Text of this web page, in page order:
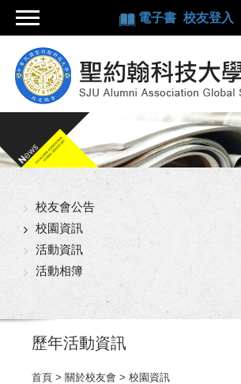
電子書 校友登入
校友會公告
校園資訊
活動資訊
活動相簿
歷年活動資訊
首頁 > 關於校友會 > 校園資訊